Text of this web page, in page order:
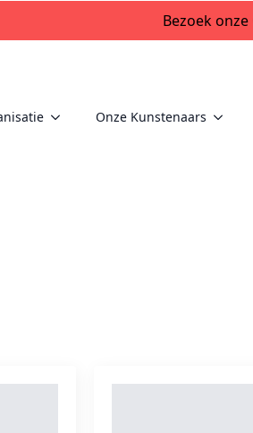
Bezoek
Onze Kunstenaars